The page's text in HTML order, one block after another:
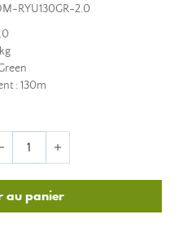
RYU130GR-2.0
: 130m
add
au panier